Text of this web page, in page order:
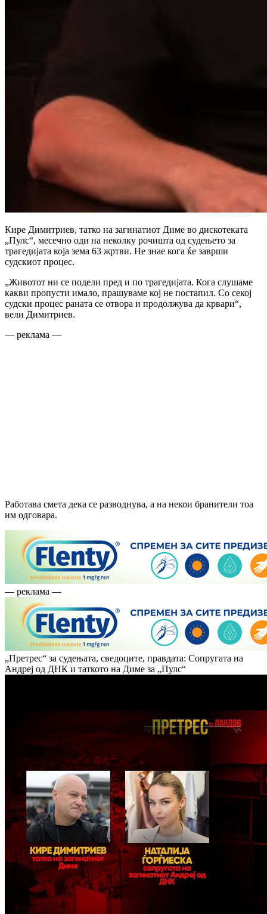
Кире Димитриев, татко на загинатиот Диме во дискотеката
„Пулс“, месечно оди на неколку рочишта од судењето за
трагедијата која зема 63 жртви. Не знае кога ќе заврши
судскиот процес.
„Животот ни се подели пред и по трагедијата. Кога слушаме
какви пропусти имало, прашуваме кој не постапил. Со секој
судски процес раната се отвора и продолжува да крвари“,
вели Димитриев.
— реклама —
Работава смета дека се разводнува, а на некои бранители тоа
им одговара.
— реклама —
„Претрес“ за судењата, сведоците, правдата: Сопругата на
Андреј од ДНК и таткото на Диме за „Пулс“